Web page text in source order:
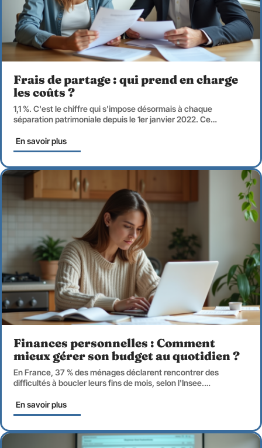
Frais de partage : qui prend en charge
les coûts ?
1,1 %. C'est le chiffre qui s'impose désormais à chaque
séparation patrimoniale depuis le 1er janvier 2022. Ce…
En savoir plus
Finances personnelles : Comment
mieux gérer son budget au quotidien ?
En France, 37 % des ménages déclarent rencontrer des
difficultés à boucler leurs fins de mois, selon l'Insee.…
En savoir plus